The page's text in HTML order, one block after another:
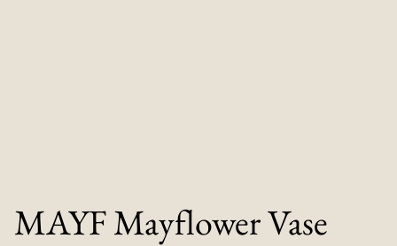
MAYF Mayflower Vase